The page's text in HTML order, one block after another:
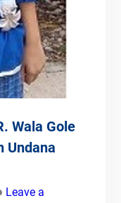
Wala Gole
Undana
Leave a